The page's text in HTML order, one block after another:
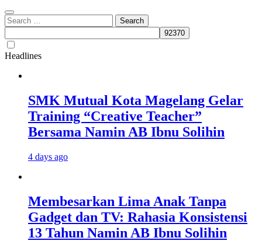
Search
for:
Headlines
SMK Mutual Kota Magelang Gelar
Training “Creative Teacher”
Bersama Namin AB Ibnu Solihin
4 days ago
Membesarkan Lima Anak Tanpa
Gadget dan TV: Rahasia Konsistensi
13 Tahun Namin AB Ibnu Solihin